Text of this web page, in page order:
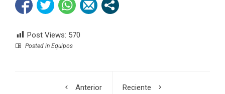
Post Views: 570
Posted in Equipos
Anterior
Reciente